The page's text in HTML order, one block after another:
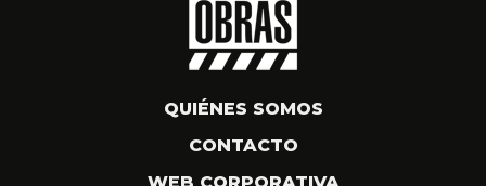
QUIÉNES SOMOS
CONTACTO